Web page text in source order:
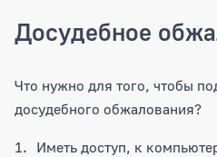
Досудебное
Что нужно для того, чтобы
досудебного обжалования?
Иметь доступ, к